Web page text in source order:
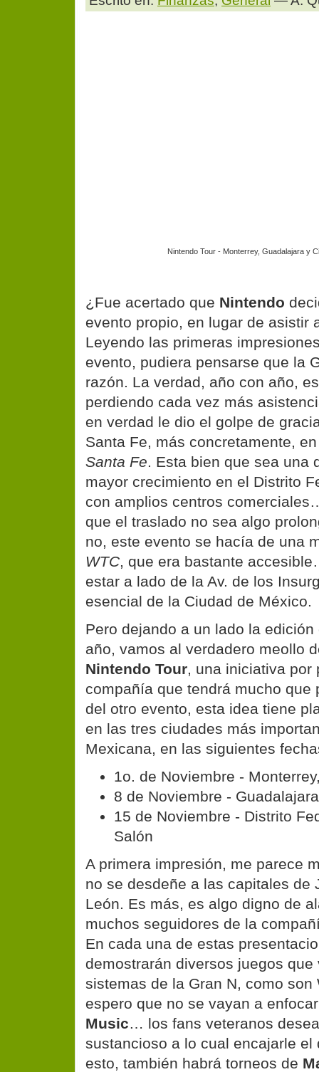
Nintendo Tour - Monterrey, Guadalajara y
¿Fue acertado que Nintendo
evento propio, en lugar de asistir
Leyendo las primeras
evento, pudiera pensarse que la
razón. La verdad, año con año,
perdiendo cada vez más
en verdad le dio el golpe de
Santa Fe, más concretamente,
Santa Fe. Esta bien que sea una
mayor crecimiento en el Distrito
con amplios centros
que el traslado no sea algo
no, este evento se hacía de una
WTC, que era bastante
estar a lado de la Av. de los
esencial de la Ciudad de México.
Pero dejando a un lado la
año, vamos al verdadero meollo
Nintendo Tour, una iniciativa por
compañía que tendrá mucho que
del otro evento, esta idea tiene
en las tres ciudades más
Mexicana, en las siguientes
1o. de Noviembre -
8 de Noviembre -
15 de Noviembre - Distrito
Salón
A primera impresión, me parece
no se desdeñe a las capitales de
León. Es más, es algo digno de
muchos seguidores de la
En cada una de estas
demostrarán diversos juegos que
sistemas de la Gran N, como son
espero que no se vayan a
Music… los fans veteranos
sustancioso a lo cual encajarle el
esto, también habrá torneos de